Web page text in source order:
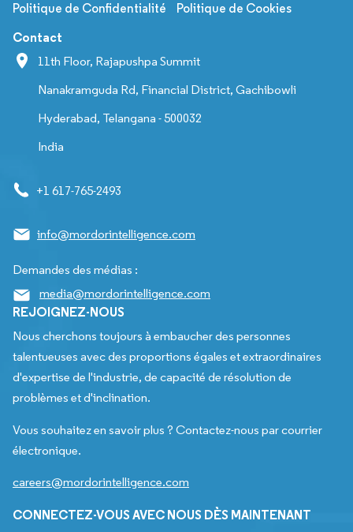
Politique de Confidentialité Politique de Cookies
Contact
11th Floor, Rajapushpa Summit
Nanakramguda Rd, Financial District, Gachibowli
Hyderabad, Telangana - 500032
India
+1 617-765-2493
info@mordorintelligence.com
Demandes des médias :
media@mordorintelligence.com
REJOIGNEZ-NOUS
Nous cherchons toujours à embaucher des personnes
talentueuses avec des proportions égales et extraordinaires
d'expertise de l'industrie, de capacité de résolution de
problèmes et d'inclination.
Vous souhaitez en savoir plus ? Contactez-nous par courrier
électronique.
careers@mordorintelligence.com
CONNECTEZ-VOUS AVEC NOUS DÈS MAINTENANT